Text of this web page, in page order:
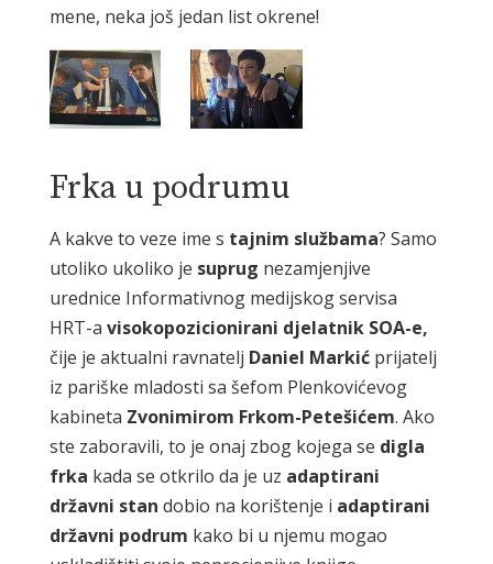
mene, neka još jedan list okrene!
Frka u podrumu
A kakve to veze ime s tajnim službama? Samo
utoliko ukoliko je suprug nezamjenjive
urednice Informativnog medijskog servisa
HRT-a visokopozicionirani djelatnik SOA-e,
čije je aktualni ravnatelj Daniel Markićprijatelj
iz pariške mladosti sa šefom Plenkovićevog
kabineta Zvonimirom Frkom-Petešićem. Ako
ste zaboravili, to je onaj zbog kojega se digla
frka kada se otkrilo da je uz adaptirani
državni stan dobio na korištenje i adaptirani
državni podrum kako bi u njemu mogao